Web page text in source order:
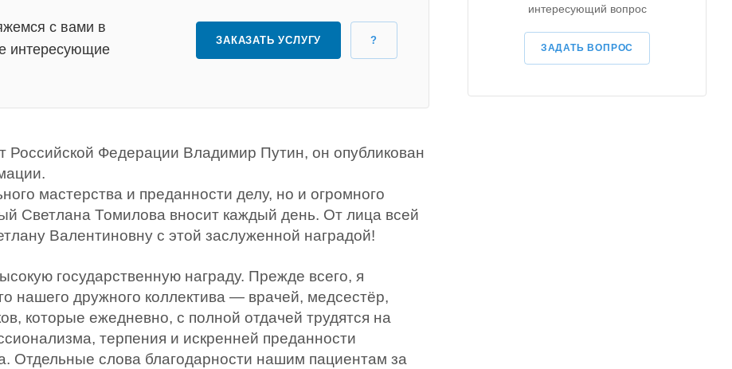
с вами в
интересующие
ЗАКАЗАТЬ УСЛУГУ ?
Российской Федерации Владимир Путин, он опубликован
мастерства и преданности делу, но и огромного
Светлана Томилова вносит каждый день. От лица всей
Валентиновну с этой заслуженной наградой!
государственную награду. Прежде всего, я
нашего дружного коллектива — врачей, медсестёр,
которые ежедневно, с полной отдачей трудятся на
терпения и искренней преданности
Отдельные слова благодарности нашим пациентам за
интересующий вопрос
ЗАДАТЬ ВОПРОС